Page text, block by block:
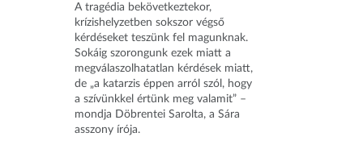
A tragédia bekövetkeztekor,
krízishelyzetben sokszor végső
kérdéseket teszünk fel magunknak.
Sokáig szorongunk ezek miatt a
megválaszolhatatlan kérdések miatt,
de „a katarzis éppen arról szól, hogy
a szívünkkel értünk meg valamit” –
mondja Döbrentei Sarolta, a Sára
asszony írója.